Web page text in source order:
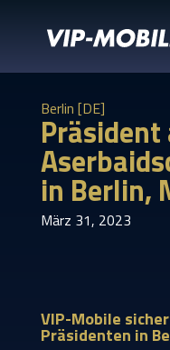
Berlin [DE]
Präsident
in Berlin,
März 31, 2023
VIP-Mobile
Präsidenten in